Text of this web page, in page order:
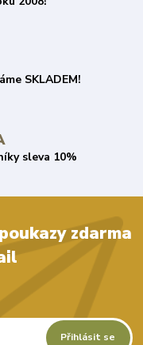
SKLADEM!
sleva 10%
zdarma
Přihlásit se